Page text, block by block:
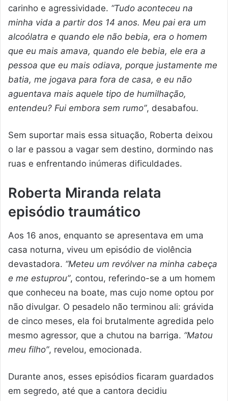
carinho e agressividade. “Tudo aconteceu na
minha vida a partir dos 14 anos. Meu pai era um
alcoólatra e quando ele não bebia, era o homem
que eu mais amava, quando ele bebia, ele era a
pessoa que eu mais odiava, porque justamente me
batia, me jogava para fora de casa, e eu não
aguentava mais aquele tipo de humilhação,
entendeu? Fui embora sem rumo”, desabafou.
Sem suportar mais essa situação, Roberta deixou
o lar e passou a vagar sem destino, dormindo nas
ruas e enfrentando inúmeras dificuldades.
Roberta Miranda relata
episódio traumático
Aos 16 anos, enquanto se apresentava em uma
casa noturna, viveu um episódio de violência
devastadora. “Meteu um revólver na minha cabeça
e me estuprou”, contou, referindo-se a um homem
que conheceu na boate, mas cujo nome optou por
não divulgar. O pesadelo não terminou ali: grávida
de cinco meses, ela foi brutalmente agredida pelo
mesmo agressor, que a chutou na barriga. “Matou
meu filho”, revelou, emocionada.
Durante anos, esses episódios ficaram guardados
em segredo, até que a cantora decidiu